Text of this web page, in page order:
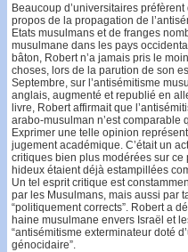
Beaucoup d’universitaires
propos de la propagation de
Etats musulmans et de franges
musulmane dans les pays
bâton, Robert n’a jamais pris le
choses, lors de la parution de son
Septembre, sur l’antisémitisme
anglais, augmenté et republié en
livre, Robert affirmait que
arabo-musulman n’est comparable
Exprimer une telle opinion
jugement académique. C’était un
critiques bien plus modérées sur
hideux étaient déjà estampillées
Un tel esprit critique est
par les Musulmans, mais aussi par
“politiquement corrects”. Robert a
haine musulmane envers Israël et
“antisémitisme exterminateur doté
génocidaire”.